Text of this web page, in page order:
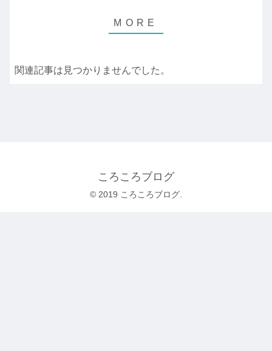
関連記事は見つかりませんでした。
ころころブログ
© 2019 ころころブログ.